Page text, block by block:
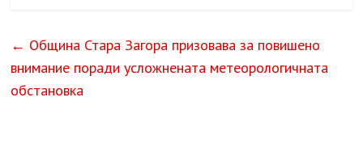
← Община Стара Загора призовава за повишено
внимание поради усложнената метеорологичната
обстановка